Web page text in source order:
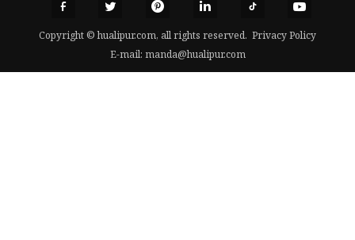
Copyright © hualipur.com, all rights reserved. Privacy Policy
E-mail: manda@hualipur.com